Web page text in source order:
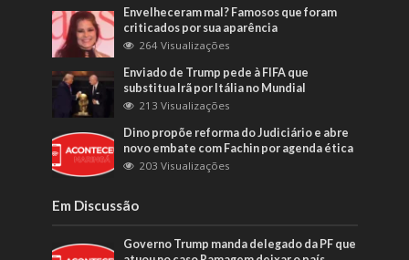
Envelheceram mal? Famosos que foram
criticados por sua aparência
264 Visualizações
Enviado de Trump pede à FIFA que
substitua Irã por Itália no Mundial
213 Visualizações
Dino propõe reforma do Judiciário e abre
novo embate com Fachin por agenda ética
203 Visualizações
Em Discussão
Governo Trump manda delegado da PF que